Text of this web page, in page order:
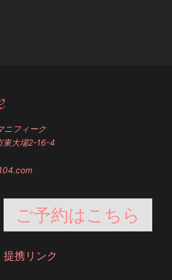
ニフィーク
東大場2-16-4
ご予約はこちら
提携リンク